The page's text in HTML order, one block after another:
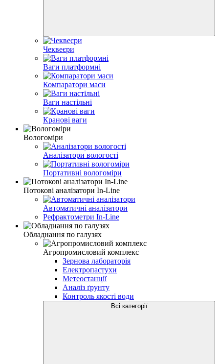
Чеквеєри
Ваги платформні
Компаратори маси
Ваги настільні
Кранові ваги
Вологоміри
Аналізатори вологості
Портативні вологоміри
Потокові аналізатори In-Line
Автоматичні аналізатори
Рефрактометри In-Line
Обладнання по галузях
Агропромисловий комплекс
Зернова лабораторія
Електропастухи
Метеостанції
Аналіз ґрунту
Контроль якості води
Всі категорії